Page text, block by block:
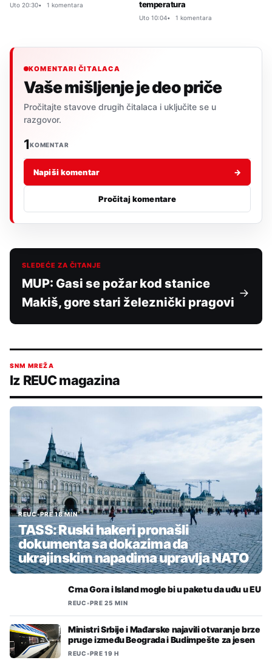
Uto 20:30 1 komentara temperatura
Uto 10:04 1 komentara
KOMENTARI ČITALACA
Vaše mišljenje je deo priče
Pročitajte stavove drugih čitalaca i uključite se u
razgovor.
1KOMENTAR
Napiši komentar →
Pročitaj komentare
SLEDEĆE ZA ČITANJE
MUP: Gasi se požar kod stanice
Makiš, gore stari železnički pragovi
SNM MREŽA
Iz REUC magazina
REUC•PRE 18 MIN
TASS: Ruski hakeri pronašli
dokumenta sa dokazima da
ukrajinskim napadima upravlja NATO
Crna Gora i Island mogle bi u paketu da uđu u EU
REUC•PRE 25 MIN
Ministri Srbije i Mađarske najavili otvaranje brze
pruge između Beograda i Budimpešte za jesen
REUC•PRE 19 H